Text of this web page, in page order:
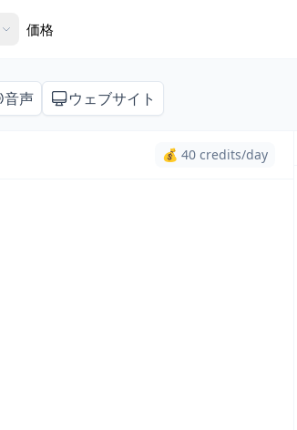
価格
音声 ウェブサイト
💰 40 credits/day